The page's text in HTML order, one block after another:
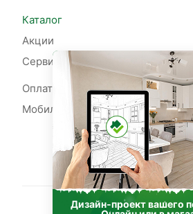
Дизайн‑проект вашего
Каталог
Акции
Сервисы
Оплата рассрочки
Мобильное приложение